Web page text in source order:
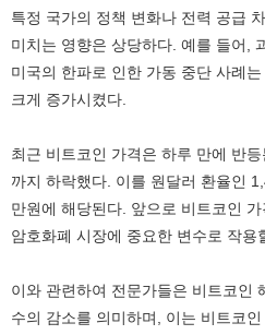
특정 국가의 정책 변화나 전력 공급
미치는 영향은 상당하다. 예를 들어,
미국의 한파로 인한 가동 중단 사례
크게 증가시켰다.
최근 비트코인 가격은 하루 만에 반
까지 하락했다. 이를 원달러 환율인
만원에 해당된다. 앞으로 비트코인
암호화폐 시장에 중요한 변수로 작용
이와 관련하여 전문가들은 비트코인
수의 감소를 의미하며, 이는 비트코